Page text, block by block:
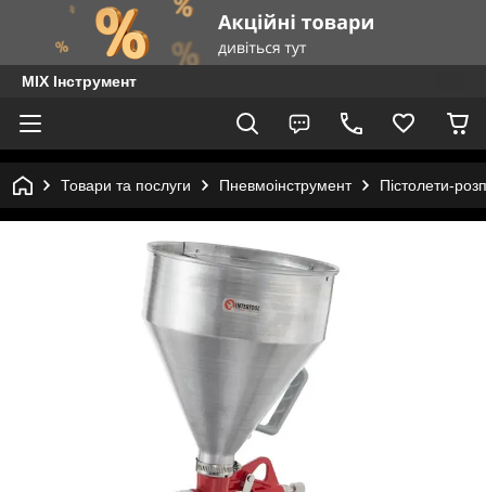
MIX Інструмент
Товари та послуги Пневмоінструмент Пістолети-